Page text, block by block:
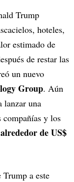
Trump
hoteles,
estimado de
de restar las
un nuevo
Group. Aún
lanzar una
compañías y los
de US$
Trump a este